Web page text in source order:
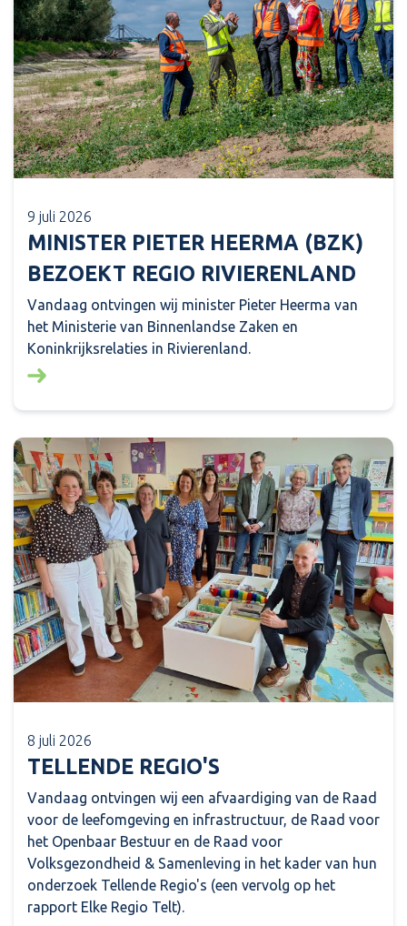
9 juli 2026
MINISTER PIETER HEERMA (BZK)
BEZOEKT REGIO RIVIERENLAND
Vandaag ontvingen wij minister Pieter Heerma van
het Ministerie van Binnenlandse Zaken en
Koninkrijksrelaties in Rivierenland.
Lees meer over: Minister Pieter Heerma (BZK)
8 juli 2026
TELLENDE REGIO'S
Vandaag ontvingen wij een afvaardiging van de Raad
voor de leefomgeving en infrastructuur, de Raad voor
het Openbaar Bestuur en de Raad voor
Volksgezondheid & Samenleving in het kader van hun
onderzoek Tellende Regio's (een vervolg op het
rapport Elke Regio Telt).